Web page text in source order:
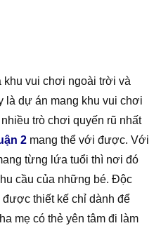
khu vui chơi ngoài trời và
là dự án mang khu vui chơi
trò chơi quyến rũ nhất
2 mang thể với được. Với
từng lứa tuổi thì nơi đó
cầu của những bé. Độc
thiết kế chỉ dành để
mẹ có thẻ yên tâm đi làm